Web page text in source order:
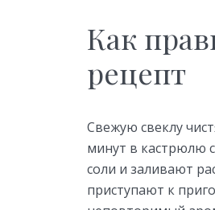
Как
рецепт
Свежую свеклу
минут в кастрюлю
соли и заливают
приступают к